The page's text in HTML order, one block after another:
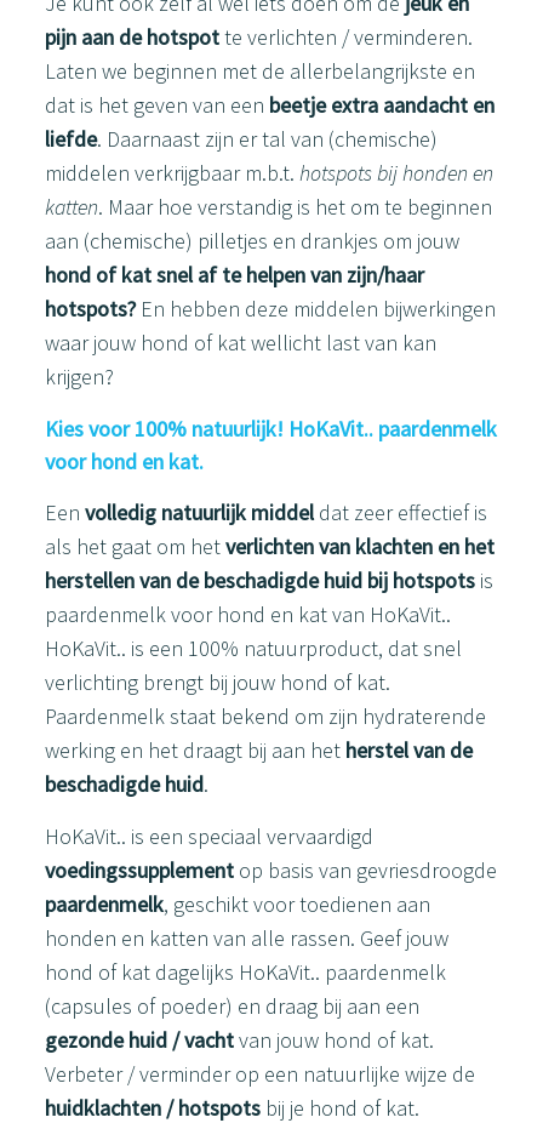
pijn aan de hotspotte verlichten / verminderen.
Laten we beginnen met de allerbelangrijkste en
dat is het geven van een beetje extra aandacht en
liefde. Daarnaast zijn er tal van (chemische)
middelen verkrijgbaar m.b.t. hotspots bij honden en
katten. Maar hoe verstandig is het om te beginnen
aan (chemische) pilletjes en drankjes om jouw
hond of kat snel af te helpen van zijn/haar
hotspots?En hebben deze middelen bijwerkingen
waar jouw hond of kat wellicht last van kan
krijgen?
Kies voor 100% natuurlijk! HoKaVit.. paardenmelk
voor hond en kat.
Een volledig natuurlijk middeldat zeer effectief is
als het gaat om hetverlichten van klachten en het
herstellen van de beschadigde huid bij hotspots is
paardenmelk voor hond en kat van HoKaVit..
HoKaVit.. is een 100% natuurproduct, dat snel
verlichting brengt bij jouw hond of kat.
Paardenmelk staat bekend om zijn hydraterende
werking en het draagt bij aan het herstel van de
beschadigde huid.
HoKaVit.. is een speciaal vervaardigd
voedingssupplementop basis van gevriesdroogde
paardenmelk, geschikt voor toedienen aan
honden en katten van alle rassen. Geef jouw
hond of kat dagelijks HoKaVit.. paardenmelk
(capsules of poeder) en draag bij aan een
gezonde huid / vachtvan jouw hond of kat.
Verbeter / verminder op een natuurlijke wijze de
huidklachten / hotspotsbij je hond of kat.